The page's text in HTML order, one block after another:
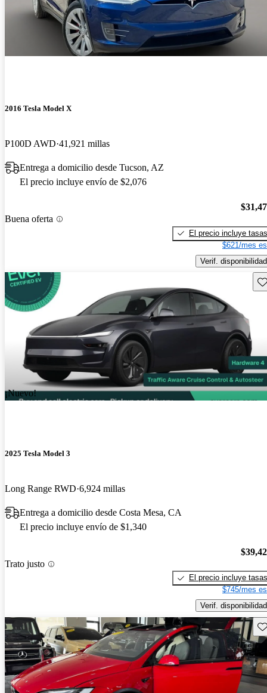
2016 Tesla Model X
P100D AWD 41,921 millas
Entrega a domicilio desde Tucson, AZ
El precio incluye envío de $2,076
Buena oferta
El precio incluye tasas
$621/mes
Verif. disponibilidad
¡Nuevo!
2025 Tesla Model 3
Long Range RWD 6,924 millas
Entrega a domicilio desde Costa Mesa, CA
El precio incluye envío de $1,340
Trato justo
El precio incluye tasas
$745/mes
Verif. disponibilidad